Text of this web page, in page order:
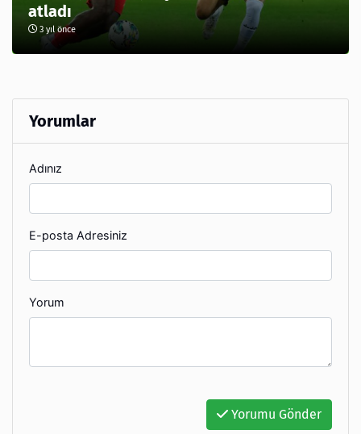
atladı
3 yıl önce
Yorumlar
Adınız
E-posta Adresiniz
Yorum
Yorumu Gönder